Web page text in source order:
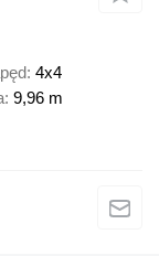
4x4
9,96 m